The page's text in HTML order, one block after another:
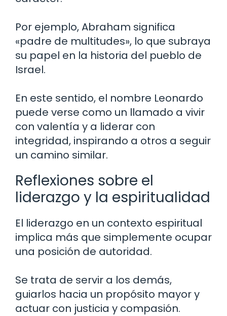
Por ejemplo, Abraham significa
«padre de multitudes», lo que subraya
su papel en la historia del pueblo de
Israel.
En este sentido, el nombre Leonardo
puede verse como un llamado a vivir
con valentía y a liderar con
integridad, inspirando a otros a seguir
un camino similar.
Reflexiones sobre el
liderazgo y la espiritualidad
El liderazgo en un contexto espiritual
implica más que simplemente ocupar
una posición de autoridad.
Se trata de servir a los demás,
guiarlos hacia un propósito mayor y
actuar con justicia y compasión.